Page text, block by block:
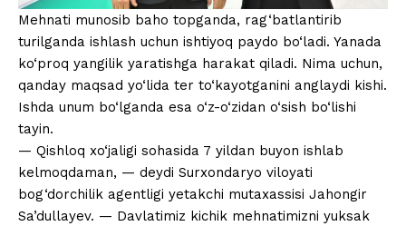
Mehnati munosib baho topganda, rag‘batlantirib
turilganda ishlash uchun ishtiyoq paydo bo‘ladi. Yanada
ko‘proq yangilik yaratishga harakat qiladi. Nima uchun,
qanday maqsad yo‘lida ter to‘kayotganini anglaydi kishi.
Ishda unum bo‘lganda esa o‘z-o‘zidan o‘sish bo‘lishi
tayin.
— Qishloq xo‘jaligi sohasida 7 yildan buyon ishlab
kelmoqdaman, — deydi Surxondaryo viloyati
bog‘dorchilik agentligi yetakchi mutaxassisi Jahongir
Sa’dullayev. — Davlatimiz kichik mehnatimizni yuksak